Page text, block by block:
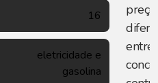
16
eletricidade e
gasolina
entre